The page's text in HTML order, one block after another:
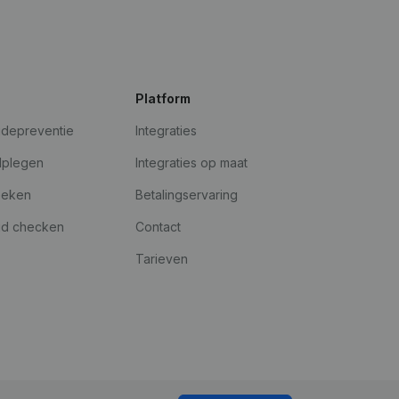
checken
Platform
Integraties
Integraties op maat
Betalingservaring
Contact
Tarieven